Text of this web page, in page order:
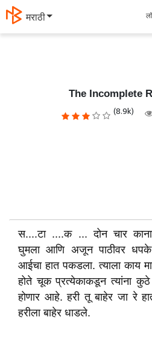
मराठी
The Incomplete
(8.9k)
स....टा ....क ... दोन चार
घुमला आणि अजून पाठीवर धपके
आईचा हात पकडला. त्याला काय
होते चूक प्रत्येकाकडून त्यांना
होणार आहे. हरी तू बाहेर जा रे
हरीला बाहेर धाडले.